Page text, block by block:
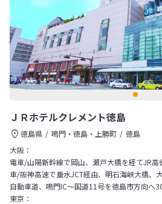
ＪＲホテルクレメント徳島
徳島県 鳴門・徳島・上勝町
徳島
大阪：
電車/山陽新幹線で岡山、瀬戸大橋を経てJR高
車/阪神高速で垂水JCT経由、明石海峡大橋、
自動車道、鳴門IC～国道11号を徳島市方向へ
東京：